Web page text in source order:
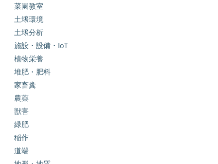
菜園教室
土壌環境
土壌分析
施設・設備・IoT
植物栄養
堆肥・肥料
家畜糞
農薬
獣害
緑肥
稲作
道端